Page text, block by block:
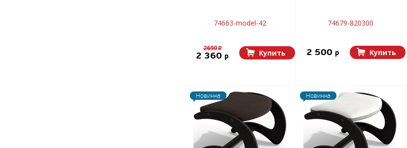
74663-model-42
2690p
2 360 p Купить
74679-820300
2 500 p Купить
Новинка Новинка